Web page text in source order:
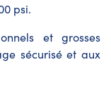
psi.
et grosses
sécurisé et aux